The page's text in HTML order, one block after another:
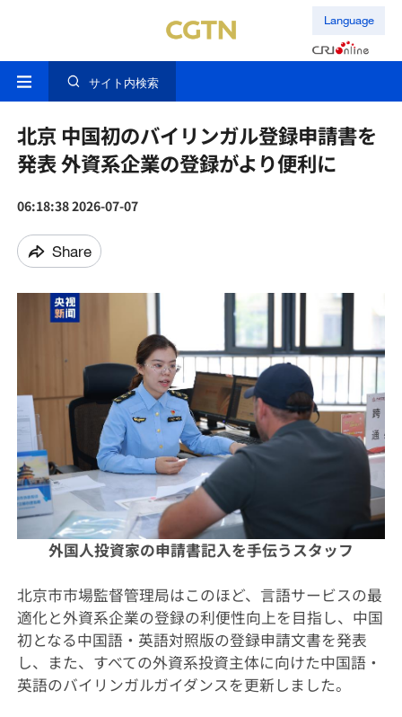
Language
サイト内検索
北京 中国初のバイリンガル登録申請書を
発表 外資系企業の登録がより便利に
06:18:38 2026-07-07
Share
外国人投資家の申請書記入を手伝うスタッフ
北京市市場監督管理局はこのほど、言語サービスの最
適化と外資系企業の登録の利便性向上を目指し、中国
初となる中国語・英語対照版の登録申請文書を発表
し、また、すべての外資系投資主体に向けた中国語・
英語のバイリンガルガイダンスを更新しました。